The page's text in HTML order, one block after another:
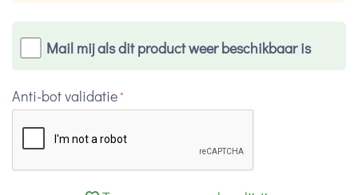
Mail mij als dit product weer beschikbaar is
Anti-bot validatie